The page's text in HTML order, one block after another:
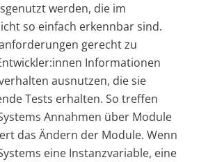
werden, die im
so einfach erkennbar sind.
gerecht zu
Informationen
ausnutzen, die sie
Tests erhalten. So treffen
Annahmen über Module
das Ändern der Module. Wenn
eine Instanzvariable, eine